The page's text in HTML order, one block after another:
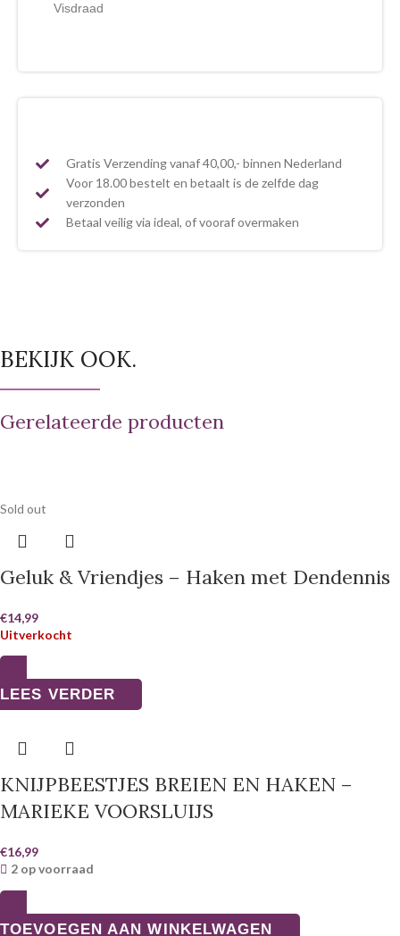
Visdraad
Gratis Verzending vanaf 40,00,- binnen Nederland
Voor 18.00 bestelt en betaalt is de zelfde dag
verzonden
Betaal veilig via ideal, of vooraf overmaken
BEKIJK OOK.
Gerelateerde producten
Sold out
Geluk & Vriendjes – Haken met Dendennis
€14,99
Uitverkocht
LEES VERDER
KNIJPBEESTJES BREIEN EN HAKEN –
MARIEKE VOORSLUIJS
€16,99
2 op voorraad
TOEVOEGEN AAN WINKELWAGEN